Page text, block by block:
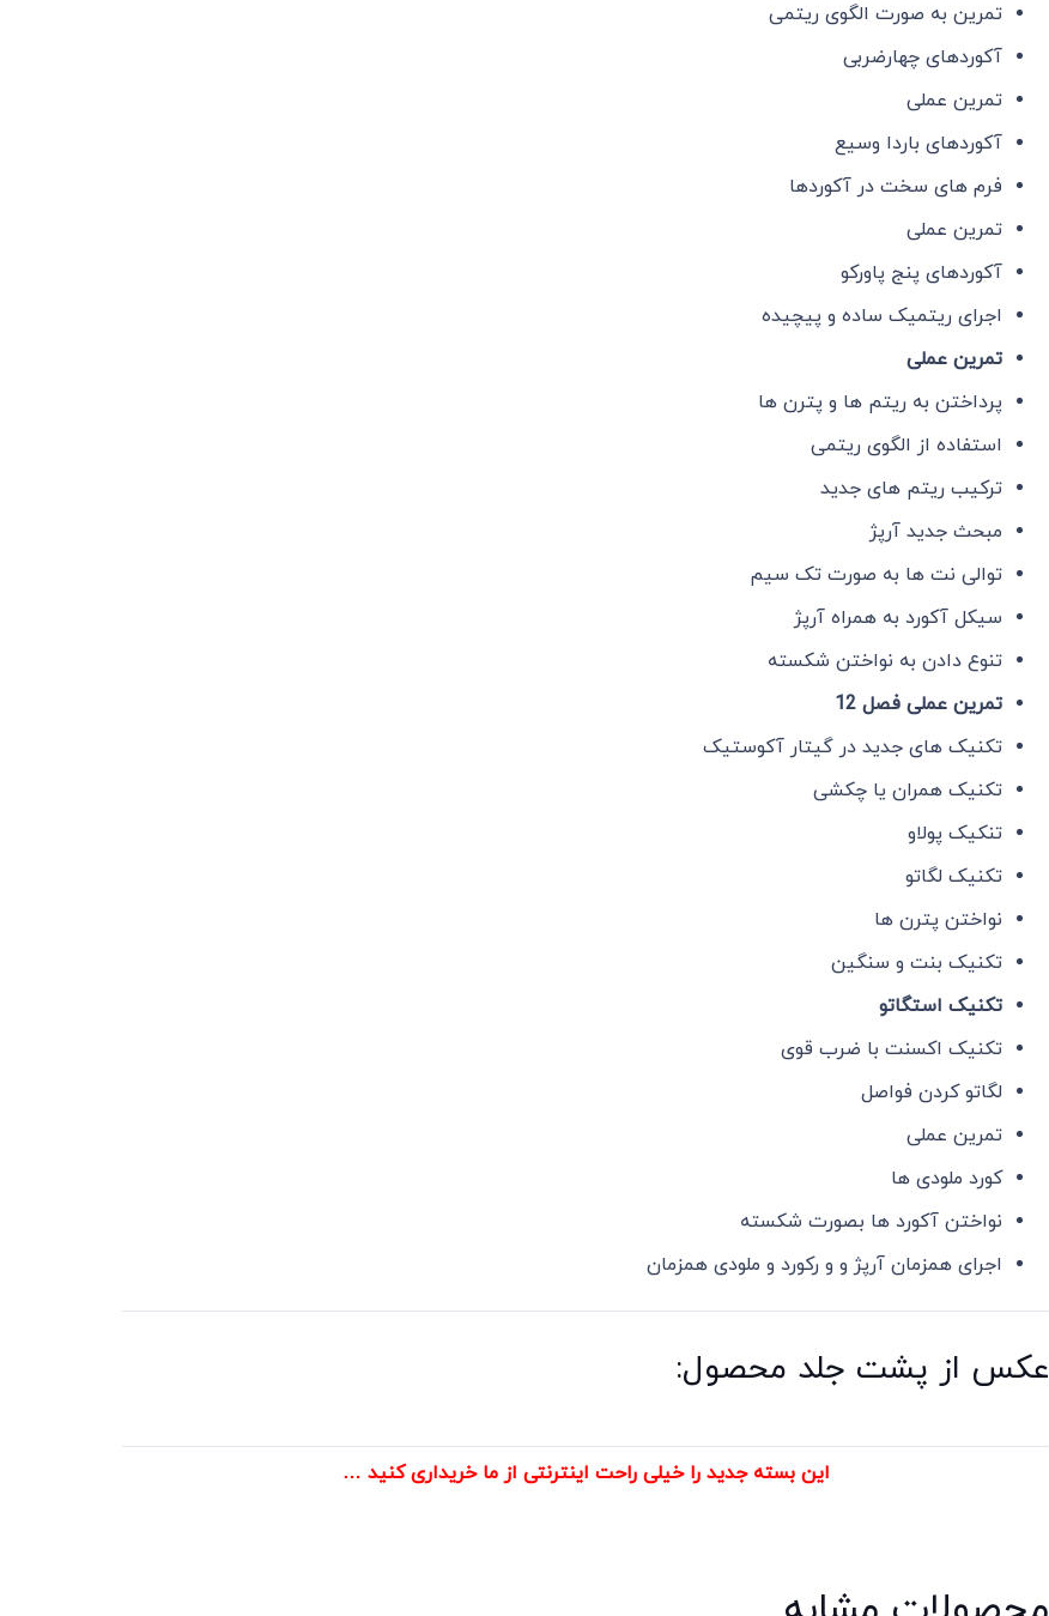
تمرین به صورت الگوی ریتمی
آکوردهای چهارضربی
تمرین عملی
آکوردهای باردا وسیع
فرم های سخت در آکوردها
تمرین عملی
آکوردهای پنج پاورکو
اجرای ریتمیک ساده و پیچیده
تمرین عملی
پرداختن به ریتم ها و پترن ها
استفاده از الگوی ریتمی
ترکیب ریتم های جدید
مبحث جدید آرپژ
توالی نت ها به صورت تک سیم
سیکل آکورد به همراه آرپژ
تنوع دادن به نواختن شکسته
تمرین عملی فصل 12
تکنیک های جدید در گیتار آکوستیک
تکنیک همران یا چکشی
تنکیک پولاو
تکنیک لگاتو
نواختن پترن ها
تکنیک بنت و سنگین
تکنیک استگاتو
تکنیک اکسنت با ضرب قوی
لگاتو کردن فواصل
تمرین عملی
کورد ملودی ها
نواختن آکورد ها بصورت شکسته
اجرای همزمان آرپژ و و رکورد و ملودی همزمان
عکس از پشت جلد محصول:
این بسته جدید را خیلی راحت اینترنتی از ما خریداری کنید …